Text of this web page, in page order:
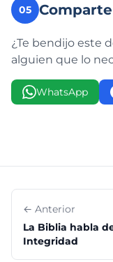
05 Comparte
¿Te bendijo este
alguien que lo
WhatsApp
← Anterior
La Biblia habla
Integridad